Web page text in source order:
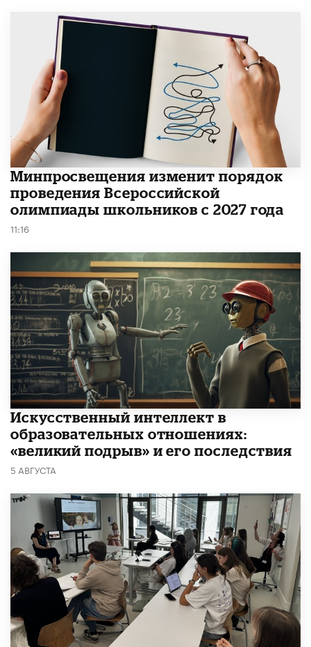
Минпросвещения изменит порядок
проведения Всероссийской
олимпиады школьников с 2027 года
11:16
​Искусственный интеллект в
образовательных отношениях:
«великий подрыв» и его последствия
5 АВГУСТА